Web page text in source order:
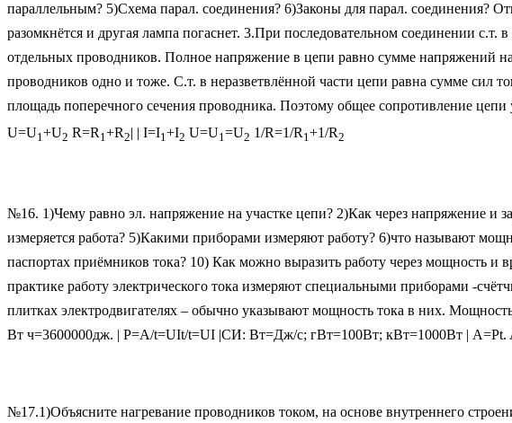
параллельным? 5)Схема парал. соединения? 6)Законы для парал. соединения?
разомкнётся и другая лампа погаснет. 3.При последовательном соединении
отдельных проводников. Полное напряжение в цепи равно сумме напряжений
проводников одно и тоже. С.т. в неразветвлённой части цепи равна сумме сил
площадь поперечного сечения проводника. Поэтому общее сопротивление
U=U1+U2 R=R 1+R2| | I=I1+I2 U=U1=U2 1/R=1/R 1+1/R2
№16. 1)Чему равно эл. напряжение на участке цепи? 2)Как через напряжение и
измеряется работа? 5)Какими приборами измеряют работу? 6)что называют
паспортах приёмников тока? 10) Как можно выразить работу через мощность
практике работу электрического тока измеряют специальными приборами -
плитках электродвигателях – обычно указывают мощность тока в них.
Вт ч=3600000дж. | P=A/t=UIt/t=UI |СИ: Вт=Дж/с; гВт=100Вт; кВт=1000Вт | A=Pt.
№17.1)Объясните нагревание проводников током, на основе внутреннего